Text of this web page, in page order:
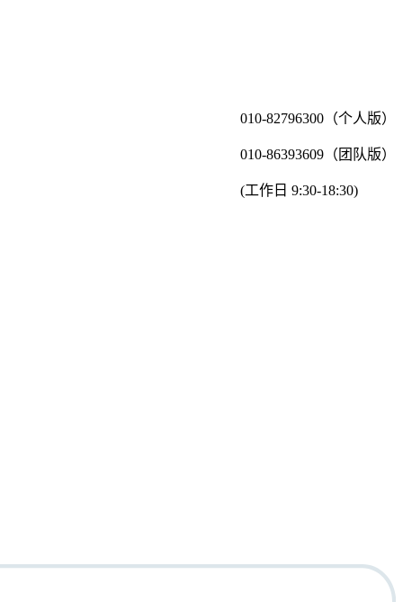
010-82796300（个人版）
010-86393609（团队版）
(工作日 9:30-18:30)